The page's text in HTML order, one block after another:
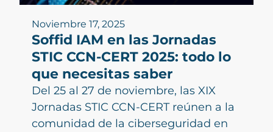
Noviembre 17, 2025
Soffid IAM en las Jornadas
STIC CCN-CERT 2025: todo lo
que necesitas saber
Del 25 al 27 de noviembre, las XIX
Jornadas STIC CCN-CERT reúnen a la
comunidad de la ciberseguridad en